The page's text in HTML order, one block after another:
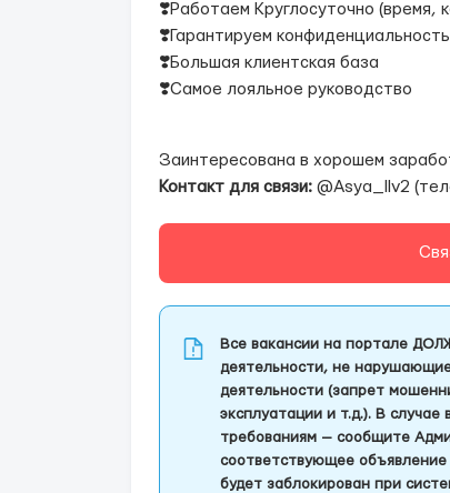
❣️Работаем Круглосуточно (время,
❣️Гарантируем
❣️Большая клиентская база
❣️Самое лояльное руководство
Заинтересована в хорошем
Контакт для связи: @Asya_llv2
Все вакансии на портале
деятельности, не
деятельности (запрет
эксплуатации и т.д.). В
требованиям — сообщите
соответствующее
будет заблокирован при